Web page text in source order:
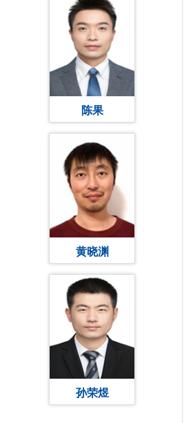
陈果
黄晓渊
孙荣煜